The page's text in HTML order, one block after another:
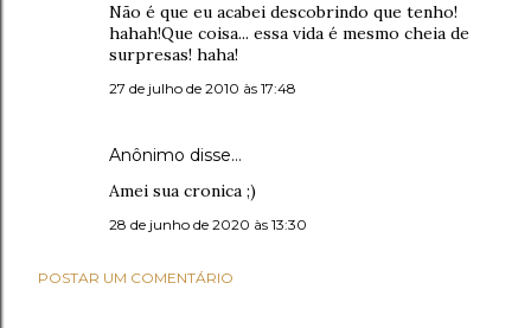
Não é que eu acabei descobrindo que tenho!
hahah!Que coisa... essa vida é mesmo cheia de
surpresas! haha!
27 de julho de 2010 às 17:48
Anônimo disse…
Amei sua cronica ;)
28 de junho de 2020 às 13:30
POSTAR UM COMENTÁRIO